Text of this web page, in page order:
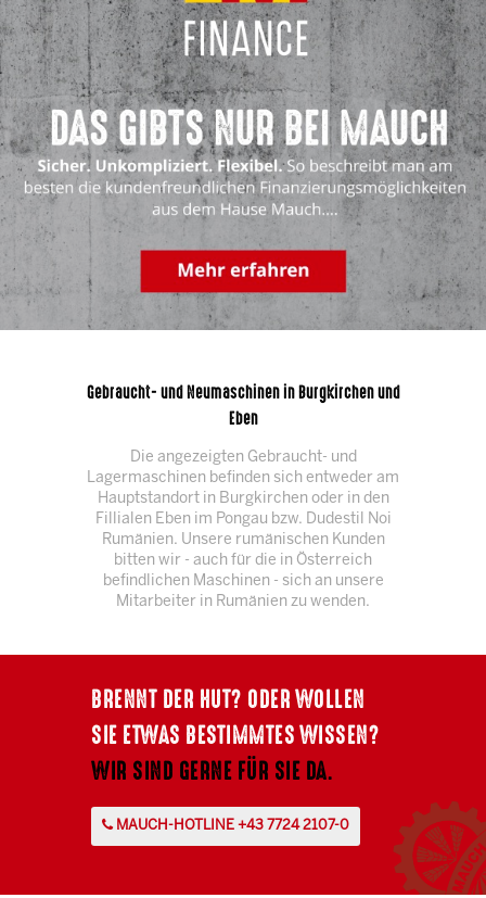
Gebraucht- und Neumaschinen in Burgkirchen und
Eben
Die angezeigten Gebraucht- und
Lagermaschinen befinden sich entweder am
Hauptstandort in Burgkirchen oder in den
Fillialen Eben im Pongau bzw. Dudestil Noi
Rumänien. Unsere rumänischen Kunden
bitten wir - auch für die in Österreich
befindlichen Maschinen - sich an unsere
Mitarbeiter in Rumänien zu wenden.
BRENNT DER HUT? ODER WOLLEN
SIE ETWAS BESTIMMTES WISSEN?
WIR SIND GERNE FÜR SIE DA.
MAUCH-HOTLINE +43 7724 2107-0